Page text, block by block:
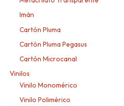
Imán
Cartón Pluma
Cartón Pluma Pegasus
Cartón Microcanal
Vinilos
Vinilo Monomérico
Vinilo Polimérico